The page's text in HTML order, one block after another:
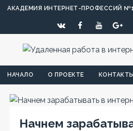
АКАДЕМИЯ ИНТЕРНЕТ-ПРОФЕССИЙ
НАЧАЛО О ПРОЕКТЕ КОНТАКТЫ
Начнем